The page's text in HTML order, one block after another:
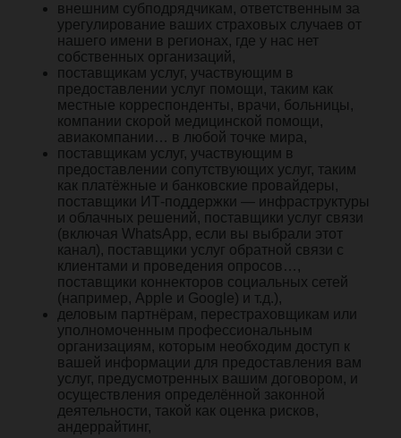
внешним субподрядчикам, ответственным за
урегулирование ваших страховых случаев от
нашего имени в регионах, где у нас нет
собственных организаций,
поставщикам услуг, участвующим в
предоставлении услуг помощи, таким как
местные корреспонденты, врачи, больницы,
компании скорой медицинской помощи,
авиакомпании… в любой точке мира,
поставщикам услуг, участвующим в
предоставлении сопутствующих услуг, таким
как платёжные и банковские провайдеры,
поставщики ИТ-поддержки — инфраструктуры
и облачных решений, поставщики услуг связи
(включая WhatsApp, если вы выбрали этот
канал), поставщики услуг обратной связи с
клиентами и проведения опросов…,
поставщики коннекторов социальных сетей
(например, Apple и Google) и т.д.),
деловым партнёрам, перестраховщикам или
уполномоченным профессиональным
организациям, которым необходим доступ к
вашей информации для предоставления вам
услуг, предусмотренных вашим договором, и
осуществления определённой законной
деятельности, такой как оценка рисков,
андеррайтинг,